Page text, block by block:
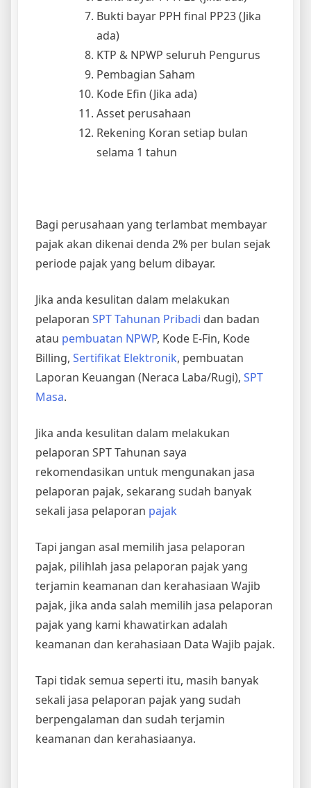
Bukti bayar PPH final PP23 (Jika
ada)
KTP & NPWP seluruh Pengurus
Pembagian Saham
Kode Efin (Jika ada)
Asset perusahaan
Rekening Koran setiap bulan
selama 1 tahun
Bagi perusahaan yang terlambat membayar
pajak akan dikenai denda 2% per bulan sejak
periode pajak yang belum dibayar.
Jika anda kesulitan dalam melakukan
pelaporan SPT Tahunan Pribadi dan badan
atau pembuatan NPWP, Kode E-Fin, Kode
Billing, Sertifikat Elektronik, pembuatan
Laporan Keuangan (Neraca Laba/Rugi), SPT
Masa.
Jika anda kesulitan dalam melakukan
pelaporan SPT Tahunan saya
rekomendasikan untuk mengunakan jasa
pelaporan pajak, sekarang sudah banyak
sekali jasa pelaporan pajak
Tapi jangan asal memilih jasa pelaporan
pajak, pilihlah jasa pelaporan pajak yang
terjamin keamanan dan kerahasiaan Wajib
pajak, jika anda salah memilih jasa pelaporan
pajak yang kami khawatirkan adalah
keamanan dan kerahasiaan Data Wajib pajak.
Tapi tidak semua seperti itu, masih banyak
sekali jasa pelaporan pajak yang sudah
berpengalaman dan sudah terjamin
keamanan dan kerahasiaanya.